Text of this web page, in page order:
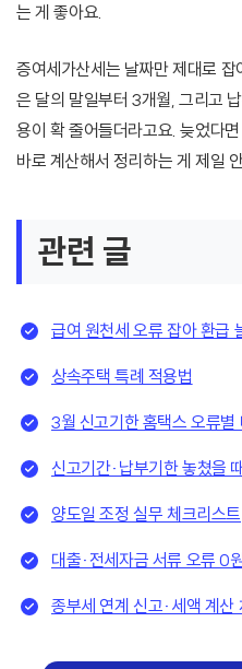
는 게 좋아요.
증여세가산세는 날짜만 제대로
은 달의 말일부터 3개월, 그리고
용이 확 줄어들더라고요. 늦었다
바로 계산해서 정리하는 게 제일
관련 글
급여 원천세 오류 잡아 환급
상속주택 특례 적용법
3월 신고기한 홈택스 오류별
신고기간·납부기한 놓쳤을
양도일 조정 실무 체크리스트
대출·전세자금 서류 오류 0
종부세 연계 신고·세액 계산